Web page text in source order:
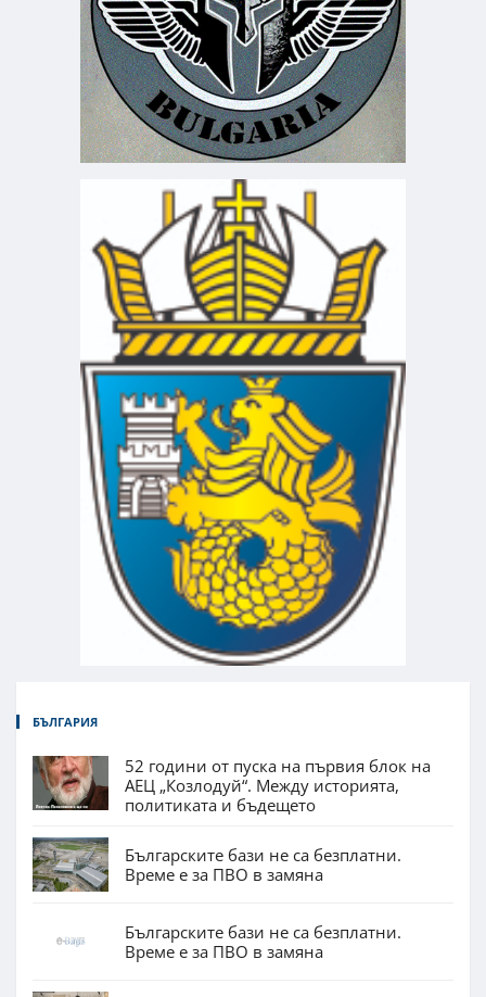
БЪЛГАРИЯ
52 години от пуска на първия блок на
АЕЦ „Козлодуй“. Между историята,
политиката и бъдещето
Българските бази не са безплатни.
Време е за ПВО в замяна
Българските бази не са безплатни.
Време е за ПВО в замяна